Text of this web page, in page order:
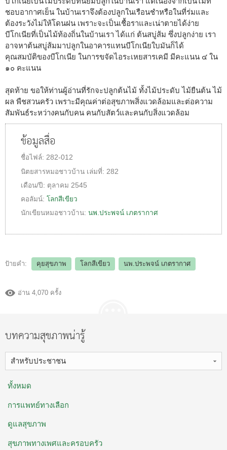
ชอบอากาศเย็น ในบ้านเราจึงต้องปลูกในเรือนชำหรือในที่ร่มและ
ต้องระวังไม่ให้โดนฝน เพราะจะเป็นเชื้อราและเน่าตายได้ง่าย
บีโกเนียที่เป็นไม้ท้องถิ่นในบ้านเรา ได้แก่ ต้นสบู่ส้ม ซึ่งปลูกง่าย เรา
อาจหาต้นสบู่ส้มมาปลูกในอาคารแทนบีโกเนียใบมันก็ได้
คุณสมบัติของบีโกเนีย ในการขจัดไอระเหยสารเคมี มีคะแนน ๔ ใน
๑๐ คะแนน
สุดท้าย ขอให้ท่านผู้อ่านที่รักจะปลูกต้นไม้ ทั้งไม้ประดับ ไม้ยืนต้น ไม้
ผล พืชสวนครัว เพราะมีคุณค่าต่อสุขภาพสิ่งแวดล้อมและต่อความ
สัมพันธ์ระหว่างคนกับคน คนกับสัตว์และคนกับสิ่งแวดล้อม
ข้อมูลสื่อ
ชื่อไฟล์: 282-012
นิตยสารหมอชาวบ้าน เล่มที่: 282
เดือน/ปี: ตุลาคม 2545
คอลัมน์: โลกสีเขียว
นักเขียนหมอชาวบ้าน: นพ.ประพจน์ เภตรากาศ
ป้ายคำ: คุยสุขภาพ โลกสีเขียว นพ.ประพจน์ เภตรากาศ
อ่าน 4,070 ครั้ง
บทความสุขภาพน่ารู้
สำหรับประชาชน
ทั้งหมด
การแพทย์ทางเลือก
ดูแลสุขภาพ
สุขภาพทางเพศและครอบครัว